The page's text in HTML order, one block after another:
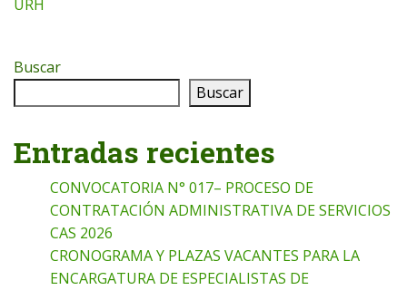
URH
Buscar
Buscar
Entradas recientes
CONVOCATORIA N° 017– PROCESO DE
CONTRATACIÓN ADMINISTRATIVA DE SERVICIOS
CAS 2026
CRONOGRAMA Y PLAZAS VACANTES PARA LA
ENCARGATURA DE ESPECIALISTAS DE